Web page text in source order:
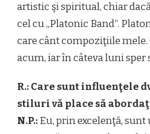
artistic şi spiritual, chiar
cel cu „Platonic Band“.
care cânt compoziţiile
acum, iar în câteva luni sper
R.: Care sunt influenţele
stiluri vă place să
N.P.:Eu, prin excelenţă,